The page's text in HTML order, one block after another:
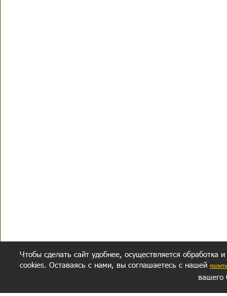
Чтобы сделать сайт удобнее, осуществляется обработка
cookies. Оставаясь с нами, вы соглашаетесь с нашей
вашего